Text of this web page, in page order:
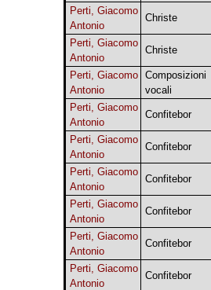
Perti, Giacomo
Antonio
Christe
Perti, Giacomo
Antonio
Christe
Perti, Giacomo
Antonio
Composizioni
vocali
Perti, Giacomo
Antonio
Confitebor
Perti, Giacomo
Antonio
Confitebor
Perti, Giacomo
Antonio
Confitebor
Perti, Giacomo
Antonio
Confitebor
Perti, Giacomo
Antonio
Confitebor
Perti, Giacomo
Antonio
Confitebor